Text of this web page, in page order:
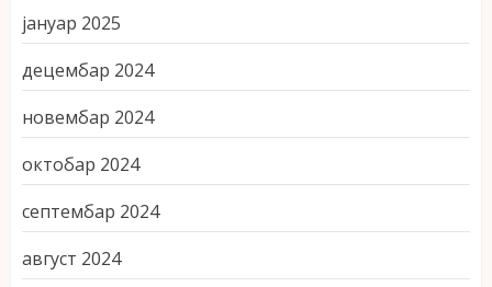
јануар 2025
децембар 2024
новембар 2024
октобар 2024
септембар 2024
август 2024